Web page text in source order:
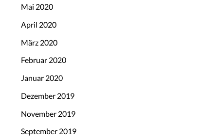
Mai 2020
April 2020
März 2020
Februar 2020
Januar 2020
Dezember 2019
November 2019
September 2019